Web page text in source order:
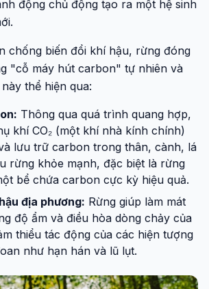
động chủ động tạo ra một hệ sinh
chống biến đổi khí hậu, rừng đóng
"cỗ máy hút carbon" tự nhiên và
thể hiện qua:
Thông qua quá trình quang hợp,
khí CO₂ (một khí nhà kính chính)
lưu trữ carbon trong thân, cành, lá
rừng khỏe mạnh, đặc biệt là rừng
bể chứa carbon cực kỳ hiệu quả.
địa phương: Rừng giúp làm mát
độ ẩm và điều hòa dòng chảy của
thiểu tác động của các hiện tượng
như hạn hán và lũ lụt.